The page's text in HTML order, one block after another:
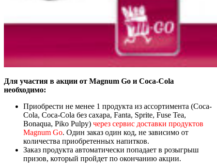
Для участия в акции от Magnum Go и Coca-Cola
необходимо:
Приобрести не менее 1 продукта из ассортимента (Coca-
Cola, Coca-Cola без сахара, Fanta, Sprite, Fuse Tea,
Bonaqua, Piko Pulpy) через сервис доставки продуктов
Magnum Go. Один заказ один код, не зависимо от
количества приобретенных напитков.
Заказ продукта автоматически попадает в розыгрыш
призов, который пройдет по окончанию акции.